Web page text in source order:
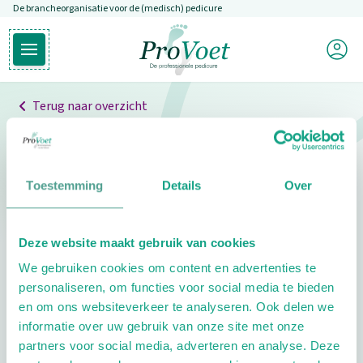
Toestemming Details Over
Deze website maakt gebruik van cookies
We gebruiken cookies om content en advertenties te
personaliseren, om functies voor social media te bieden
en om ons websiteverkeer te analyseren. Ook delen we
informatie over uw gebruik van onze site met onze
partners voor social media, adverteren en analyse. Deze
Overslaan en naar de inhoud gaan
De brancheorganisatie voor de (medisch) pedicure
Open hoofdmenu
Ga naar de homepagina
Mijn
Terug naar overzicht
Professionals
Pedicure niet gevonden
pedicure.